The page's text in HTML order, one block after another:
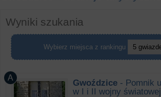
Wyniki szukania
Wybierz miejsca z rankingu
Gwoździce - Pomnik
w I i II wojny światowej